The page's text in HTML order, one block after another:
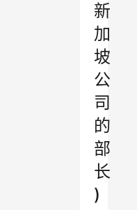
新
加
坡
公
司
的
部
长
)